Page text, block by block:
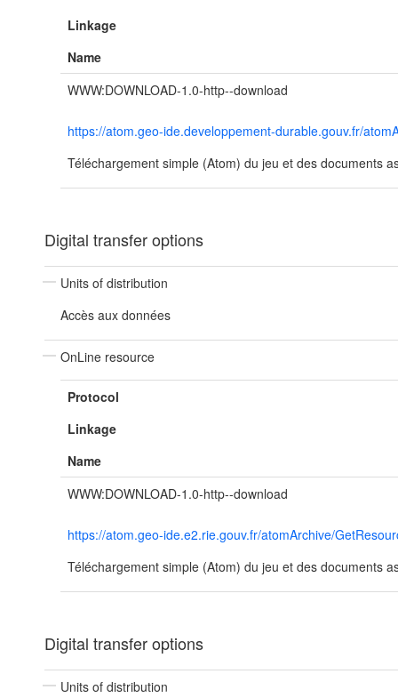
Linkage
Name
WWW:DOWNLOAD-1.0-http--download
https://atom.geo-ide.developpement-durable.gouv.fr/
Téléchargement simple (Atom) du jeu et des documents
Digital transfer options
Units of distribution
Accès aux données
OnLine resource
Protocol
Linkage
Name
WWW:DOWNLOAD-1.0-http--download
https://atom.geo-ide.e2.rie.gouv.fr/atomArchive/
Téléchargement simple (Atom) du jeu et des documents
Digital transfer options
Units of distribution